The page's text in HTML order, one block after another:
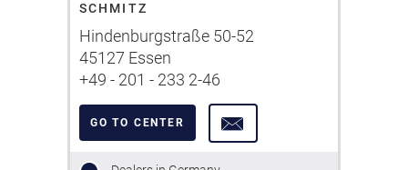
SCHMITZ
Hindenburgstraße 50-52
45127 Essen
+49 - 201 - 233 2-46
GO TO CENTER